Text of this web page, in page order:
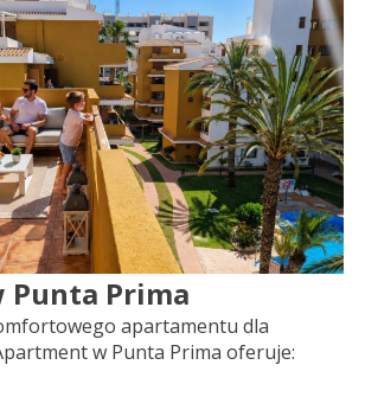
Punta Prima
apartamentu dla
w Punta Prima oferuje: